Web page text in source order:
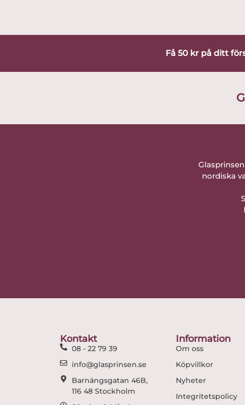
Få 50 kr på ditt
nordiska
Kontakt
08 - 22 79 39
info@glasprinsen.se
Barnängsgatan 46B,
116 48 Stockholm
Information
Om oss
Köpvillkor
Nyheter
Integritetspolicy